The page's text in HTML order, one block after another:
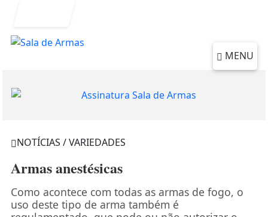
MENU
NOTÍCIAS / VARIEDADES
Armas anestésicas
Como acontece com todas as armas de fogo, o
uso deste tipo de arma também é